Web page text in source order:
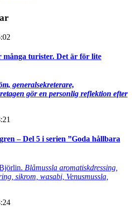
många turister. Det är för lite
generalsekreterare,
gör en personlig reflektion efter
– Del 5 i serien ”Goda hållbara
Blåmussla aromatiskdressing,
sikrom, wasabi, Venusmussla,